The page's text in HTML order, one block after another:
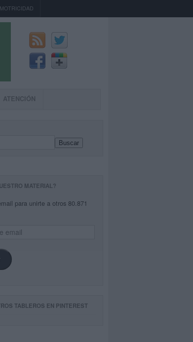
ATENCIÓN
Buscar
MATERIAL?
para unirte a otros 80.871
TABLEROS EN PINTEREST